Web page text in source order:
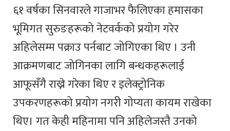
६१ वर्षका सिनवारले गाजाभर फैलिएका हमासका
भूमिगत सुरुङहरूको नेटवर्कको प्रयोग गरेर
अहिलेसम्म पक्राउ पर्नबाट जोगिएका थिए । उनी
आक्रमणबाट जोगिनका लागि बन्धकहरूलाई
आफूसँगै राख्ने गरेका थिए र इलेक्ट्रोनिक
उपकरणहरूको प्रयोग नगरी गोप्यता कायम राखेका
थिए। गत केही महिनामा पनि अहिलेजस्तै उनको